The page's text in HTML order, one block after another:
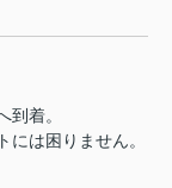
着。
は困りません。